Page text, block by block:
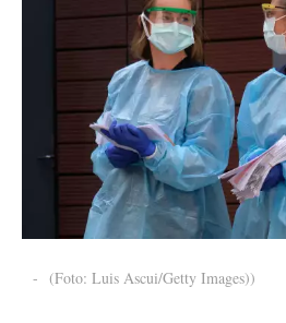
- (Foto: Luis Ascui/Getty Images))